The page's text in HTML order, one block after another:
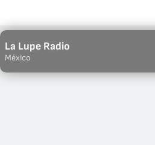
La Lupe Radio
México